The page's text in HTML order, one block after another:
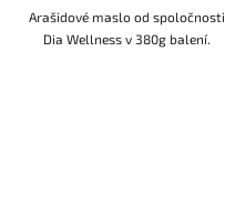
Arašidové maslo od spoločnosti
Dia Wellness v 380g balení.